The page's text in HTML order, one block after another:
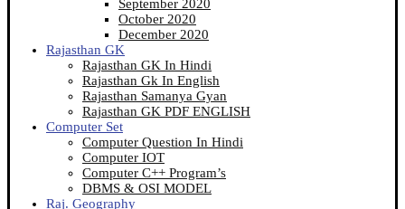
September 2020
October 2020
December 2020
Rajasthan GK
Rajasthan GK In Hindi
Rajasthan Gk In English
Rajasthan Samanya Gyan
Rajasthan GK PDF ENGLISH
Computer Set
Computer Question In Hindi
Computer IOT
Computer C++ Program’s
DBMS & OSI MODEL
Raj. Geography